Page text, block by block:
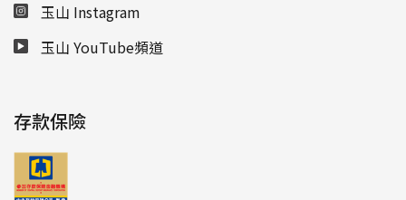
玉山 Instagram
玉山 YouTube頻道
存款保險